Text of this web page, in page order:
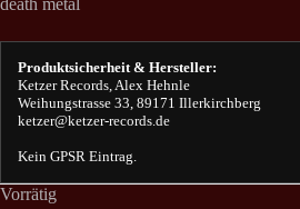
death metal
Produktsicherheit & Hersteller:
Ketzer Records, Alex Hehnle
Weihungstrasse 33, 89171 Illerkirchberg
ketzer@ketzer-records.de
Kein GPSR Eintrag.
Vorrätig